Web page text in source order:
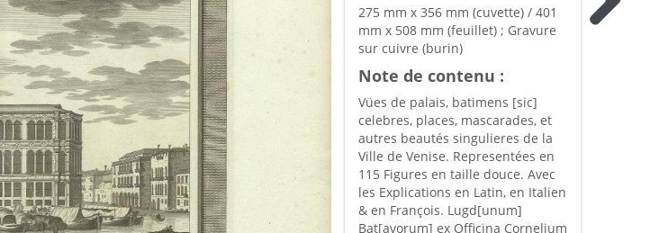
275 mm x 356 mm (cuvette) / 401
mm x 508 mm (feuillet) ; Gravure
sur cuivre (burin)
Note de contenu :
Vües de palais, batimens [sic]
celebres, places, mascarades, et
autres beautés singulieres de la
Ville de Venise. Representées en
115 Figures en taille douce. Avec
les Explications en Latin, en Italien
& en François. Lugd[unum]
Bat[avorum] ex Officina Cornelium